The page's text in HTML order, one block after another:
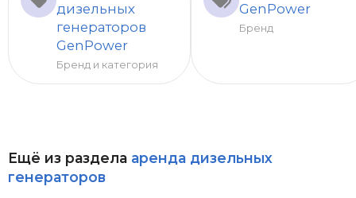
дизельных
генераторов
GenPower
Бренд и категория
GenPower
Бренд
Ещё из раздела аренда дизельных
генераторов